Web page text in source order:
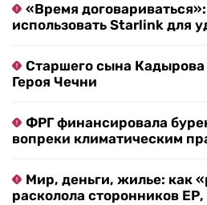
«Время
использовать Starlink для
Старшего сына Кадырова
Героя Чечни
ФРГ финансировала
вопреки климатическим
Мир, деньги, жилье: как
расколола сторонников